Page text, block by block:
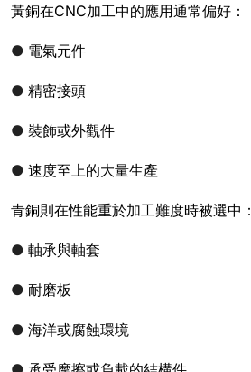
黃銅在CNC加工中的應用通常偏好：
● 電氣元件
● 精密接頭
● 裝飾或外觀件
● 速度至上的大量生產
青銅則在性能重於加工難度時被選中：
● 軸承與軸套
● 耐磨板
● 海洋或腐蝕環境